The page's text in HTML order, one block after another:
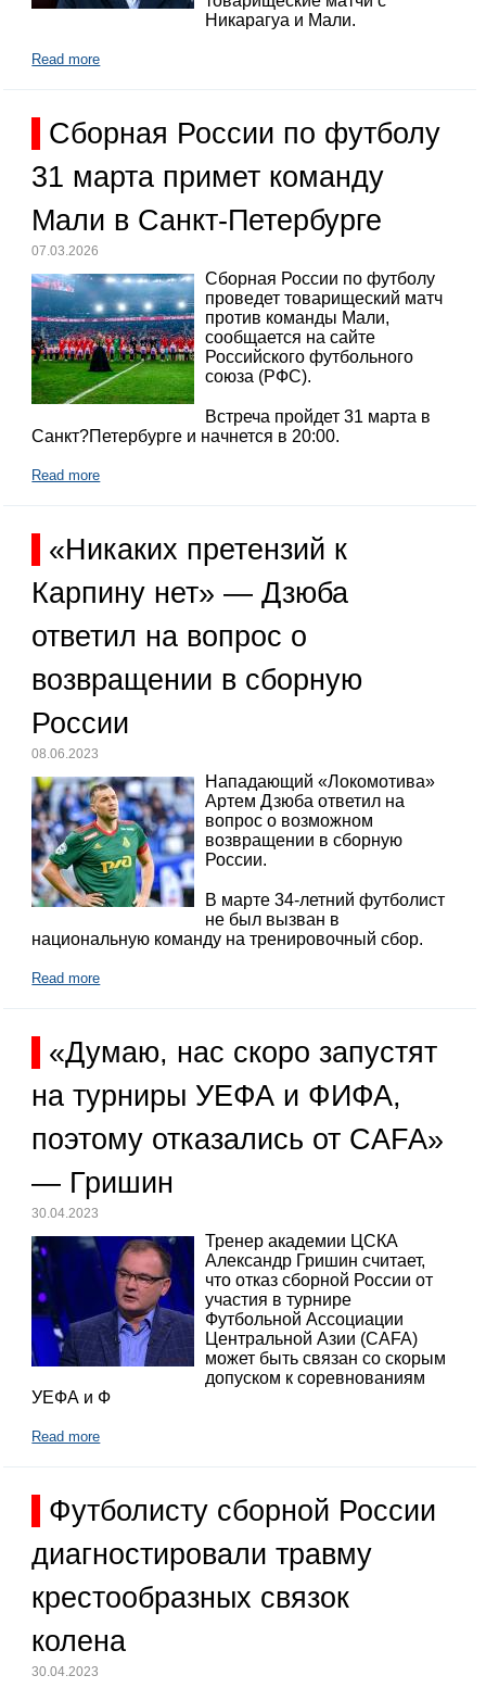
Никарагуа и Мали.
Read more
Сборная России по футболу
31 марта примет команду
Мали в Санкт-Петербурге
07.03.2026
Сборная России по футболу
проведет товарищеский матч
против команды Мали,
сообщается на сайте
Российского футбольного
союза (РФС).
Встреча пройдет 31 марта в
Санкт?Петербурге и начнется в 20:00.
Read more
«Никаких претензий к
Карпину нет» — Дзюба
ответил на вопрос о
возвращении в сборную
России
08.06.2023
Нападающий «Локомотива»
Артем Дзюба ответил на
вопрос о возможном
возвращении в сборную
России.
В марте 34-летний футболист
не был вызван в
национальную команду на тренировочный сбор.
Read more
«Думаю, нас скоро запустят
на турниры УЕФА и ФИФА,
поэтому отказались от CAFA»
— Гришин
30.04.2023
Тренер академии ЦСКА
Александр Гришин считает,
что отказ сборной России от
участия в турнире
Футбольной Ассоциации
Центральной Азии (CAFA)
может быть связан со скорым
допуском к соревнованиям
УЕФА и Ф
Read more
Футболисту сборной России
диагностировали травму
крестообразных связок
колена
30.04.2023